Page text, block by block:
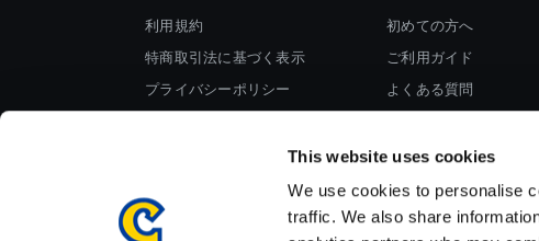
This website uses cookies
We use cookies to personalise
traffic. We also share
利用規約
特商取引法に基づく表示
プライバシーポリシー
初めての方へ
ご利用ガイド
よくある質問